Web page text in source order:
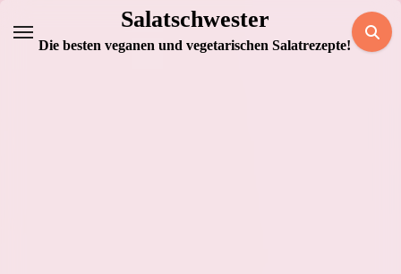
Inhalt
Salatschwester
Die besten veganen und vegetarischen Salatrezepte!